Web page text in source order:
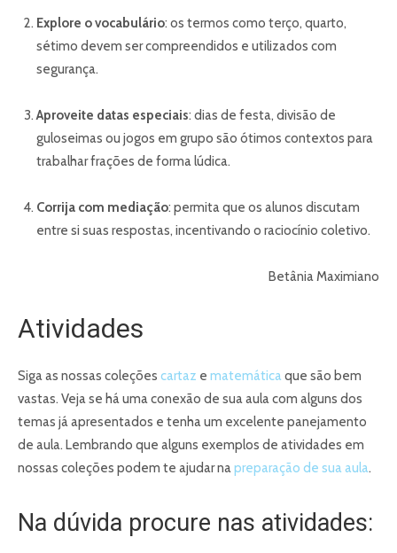
Explore o vocabulário: os termos como terço, quarto,
sétimo devem ser compreendidos e utilizados com
segurança.
Aproveite datas especiais: dias de festa, divisão de
guloseimas ou jogos em grupo são ótimos contextos para
trabalhar frações de forma lúdica.
Corrija com mediação: permita que os alunos discutam
entre si suas respostas, incentivando o raciocínio coletivo.
Betânia Maximiano
Atividades
Siga as nossas coleções cartaz e matemáticaque são bem
vastas. Veja se há uma conexão de sua aula com alguns dos
temas já apresentados e tenha um excelente panejamento
de aula. Lembrando que alguns exemplos de atividades em
nossas coleções podem te ajudar napreparação de sua aula.
Na dúvida procure nas atividades: